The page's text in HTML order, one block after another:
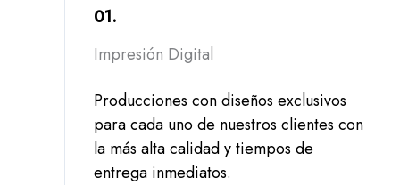
01.
Impresión Digital
Producciones con diseños exclusivos
para cada uno de nuestros clientes con
la más alta calidad y tiempos de
entrega inmediatos.